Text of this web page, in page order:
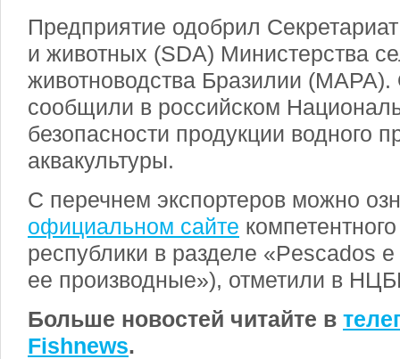
Предприятие одобрил
и животных (SDA) Министерства
животноводства Бразилии
сообщили в российском
безопасности продукции водного
аквакультуры.
С перечнем экспортеров можно
официальном сайте
республики в разделе «Pescados
ее производные»), отметили в
Больше новостей читайте в
Fishnews.